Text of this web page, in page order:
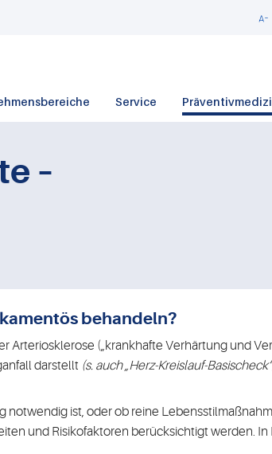
Service
–
behandeln?
(„krankhafte Verhärtung und
darstellt (s. auch „Herz-Kreislauf-
notwendig ist, oder ob reine
und Risikofaktoren berücksichtigt werden.